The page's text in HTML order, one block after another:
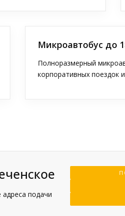
Микроавтобус до
Полноразмерный
корпоративных поездок
подачи